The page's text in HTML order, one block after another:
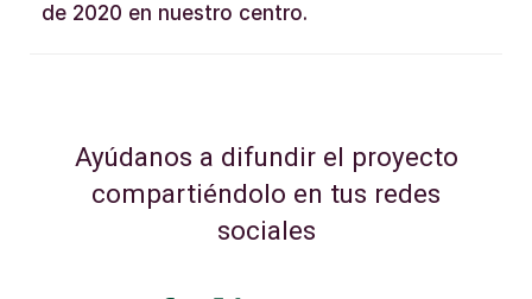
de 2020 en nuestro centro.
Ayúdanos a difundir el proyecto
compartiéndolo en tus redes
sociales